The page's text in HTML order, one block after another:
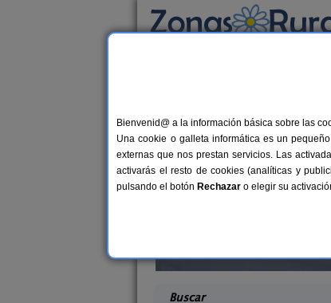
Casas Rurales
10 €
Buscar
Bienvenid@ a la información básica sobre las
Una cookie o galleta informática es un
externas que nos prestan servicios. Las
activarás el resto de cookies (analíticas y
pulsando el botón Rechazar o elegir su